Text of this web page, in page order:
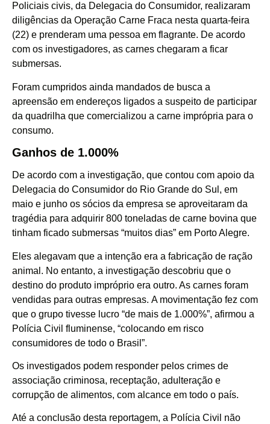
Policiais civis, da Delegacia do Consumidor, realizaram
diligências da Operação Carne Fraca nesta quarta-feira
(22) e prenderam uma pessoa em flagrante. De acordo
com os investigadores, as carnes chegaram a ficar
submersas.
Foram cumpridos ainda mandados de busca a
apreensão em endereços ligados a suspeito de participar
da quadrilha que comercializou a carne imprópria para o
consumo.
Ganhos de 1.000%
De acordo com a investigação, que contou com apoio da
Delegacia do Consumidor do Rio Grande do Sul, em
maio e junho os sócios da empresa se aproveitaram da
tragédia para adquirir 800 toneladas de carne bovina que
tinham ficado submersas “muitos dias” em Porto Alegre.
Eles alegavam que a intenção era a fabricação de ração
animal. No entanto, a investigação descobriu que o
destino do produto impróprio era outro. As carnes foram
vendidas para outras empresas. A movimentação fez com
que o grupo tivesse lucro “de mais de 1.000%”, afirmou a
Polícia Civil fluminense, “colocando em risco
consumidores de todo o Brasil”.
Os investigados podem responder pelos crimes de
associação criminosa, receptação, adulteração e
corrupção de alimentos, com alcance em todo o país.
Até a conclusão desta reportagem, a Polícia Civil não